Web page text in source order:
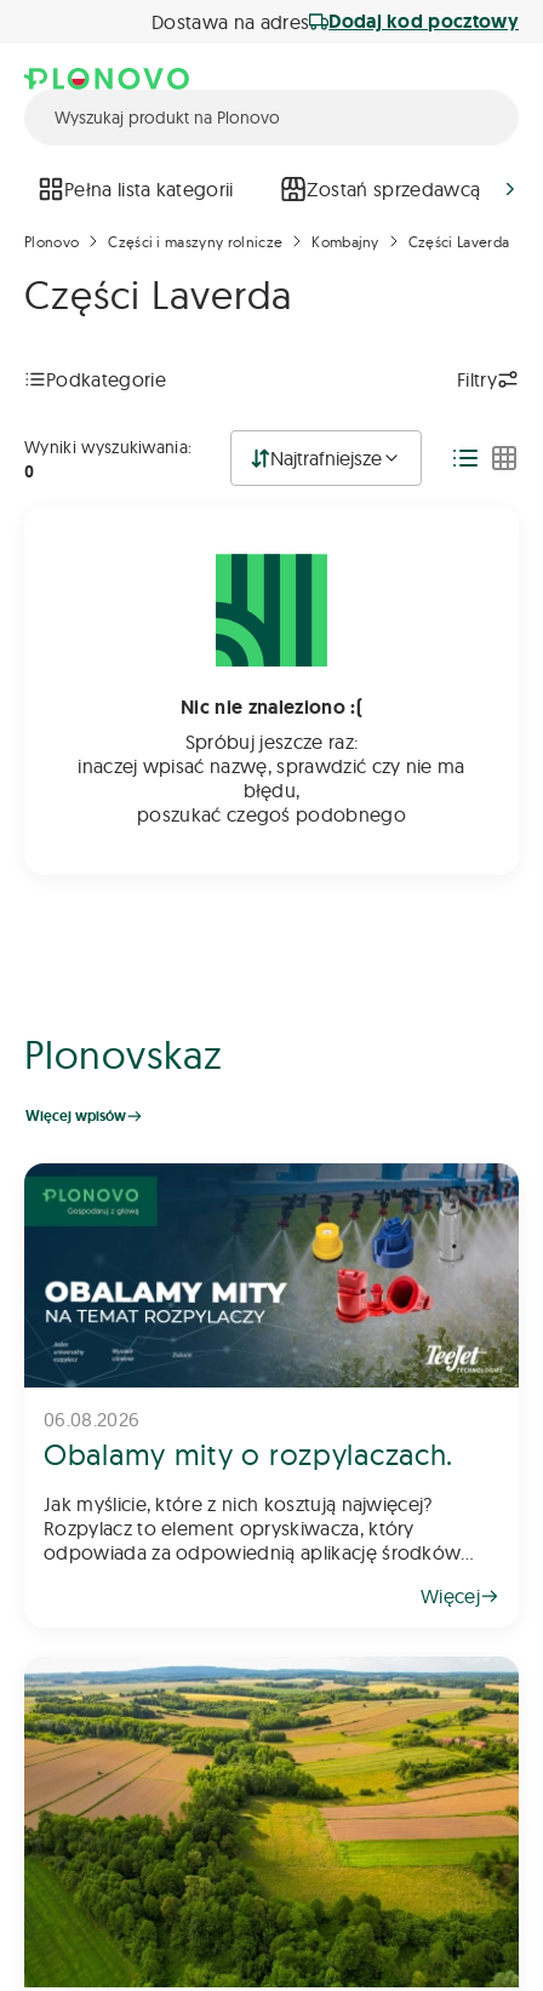
Dostawa na adres Dodaj kod pocztowy
Pełna lista kategorii Zostań sprzedawcą
Plonovo Części i maszyny rolnicze Kombajny Części Laverda
Części Laverda
Podkategorie Filtry
Wyniki wyszukiwania:
0
Najtrafniejsze
Nic nie znaleziono :(
Spróbuj jeszcze raz:
inaczej wpisać nazwę, sprawdzić czy nie ma
błędu,
poszukać czegoś podobnego
Plonovskaz
Więcej wpisów
06.08.2026
Obalamy mity o rozpylaczach.
Jak myślicie, które z nich kosztują najwięcej?
Rozpylacz to element opryskiwacza, który
odpowiada za odpowiednią aplikację środków
Więcej